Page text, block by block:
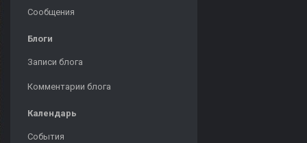
Сообщения
Блоги
Записи блога
Комментарии блога
Календарь
События